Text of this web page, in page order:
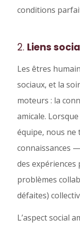
conditions
2. Liens
Les êtres
sociaux, et la
moteurs : la
amicale.
équipe, nous ne
connaissances
des
problèmes
défaites)
L’aspect social